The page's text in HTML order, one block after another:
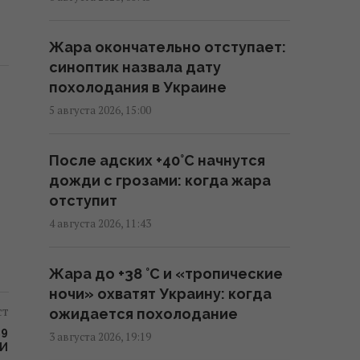
08:58 четверг, 06 августа 2026
Разведка США помогла Украине
06:48 четверг, 06 августа 2026
Разведывательные отношения
Politico
01:22 четверг, 06 августа 2026
Жара окончательно отступает:
синоптик назвала дату
похолодания в Украине
5 августа 2026, 15:00
После адских +40°C начнутся
дожди с грозами: когда жара
отступит
4 августа 2026, 11:43
Жара до +38 °С и «тропические
ночи» охватят Украину: когда
ожидается похолодание
3 августа 2026, 19:19